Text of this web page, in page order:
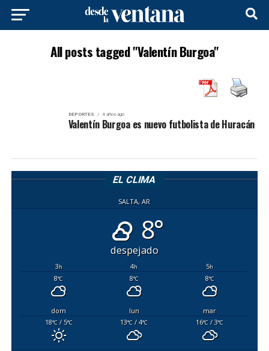
All posts tagged "Valentín Burgoa"
DEPORTES 4 años ago
Valentín Burgoa es nuevo futbolista de Huracán
EL CLIMA
SALTA, AR
8°
despejado
3h 4h 5h
8°C 8°C 8°C
dom lun
mar
18°C/ 5°C 13°C / 4°C 16°C / 3°C